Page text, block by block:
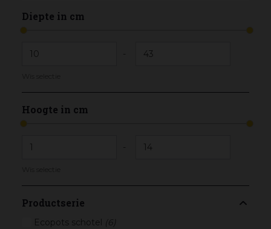
Diepte in cm
-
Hoogte in cm
-
Productserie
Ecopots schotel (6)